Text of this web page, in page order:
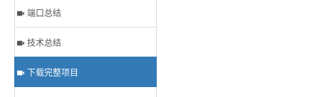
端口总结
技术总结
下载完整项目